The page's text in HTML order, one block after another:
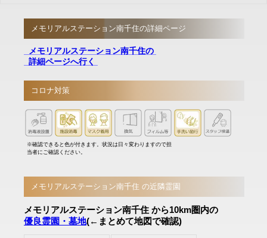
メモリアルステーション南千住の詳細ページ
メモリアルステーション南千住の
詳細ページへ行く
コロナ対策
※確認できると色が付きます。状況は日々変わりますので担
当者にご確認ください。
メモリアルステーション南千住 の近隣霊園
メモリアルステーション南千住 から10km圏内の
優良霊園・墓地(←まとめて地図で確認)